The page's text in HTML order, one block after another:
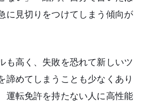
に見切りをつけてしまう傾向が
も高く、失敗を恐れて新しいツ
諦めてしまうことも少なくあり
運転免許を持たない人に高性能